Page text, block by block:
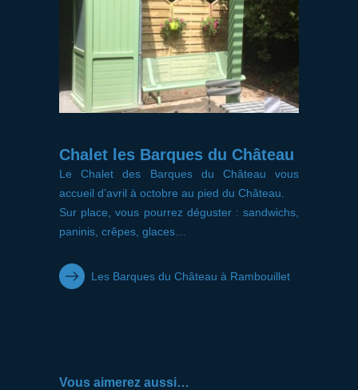
Chalet les Barques du Château
Le Chalet des Barques du Château vous
accueil d’avril à octobre au pied du Château.
Sur place, vous pourrez déguster : sandwichs,
paninis, crêpes, glaces…
Les Barques du Château à Rambouillet
Vous aimerez aussi…